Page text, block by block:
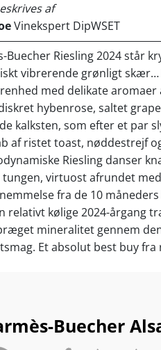
og ståltanke.
kælderens
måneder på
mineralsk
måneder på
en elegant
“There is no
top 10
“One of the
superb.”–
Barmès-
Du har
biodynamiske
af
Vinekspert DipWSET
Buecher Riesling 2024 står
vibrerende grønligt
med delikate aromaer
hybenrose, saltet
kalksten, som efter et par
af ristet toast, nøddestrejf
Riesling danser
tungen, virtuost afrundet
fra de 10
relativt kølige 2024-årgang
mineralitet gennem
Et absolut best buy fra
Buecher